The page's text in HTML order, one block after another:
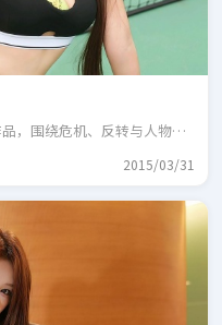
，围绕危机、反转与人物成
2015/03/31